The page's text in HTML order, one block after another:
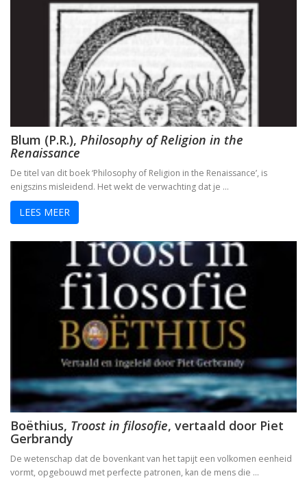
Blum (P.R.), Philosophy of Religion in the
Renaissance
De titel van dit boek ‘Philosophy of Religion in the Renaissance’, is
enigszins misleidend. Het wekt de verwachting dat je …
LEES MEER
Boëthius, Troost in filosofie, vertaald door Piet
Gerbrandy
De wetenschap dat de bovenkant van het tapijt een volkomen eenheid
vormt, opgebouwd met perfecte patronen, kan de mens die …